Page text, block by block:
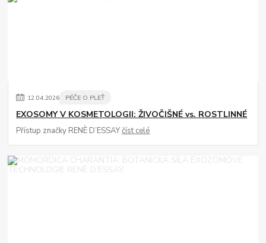
12.04.2026 PÉČE O PLEŤ
EXOSOMY V KOSMETOLOGII: ŽIVOČIŠNÉ vs. ROSTLINNÉ
Přístup značky RENÈ D’ESSAYčíst celé